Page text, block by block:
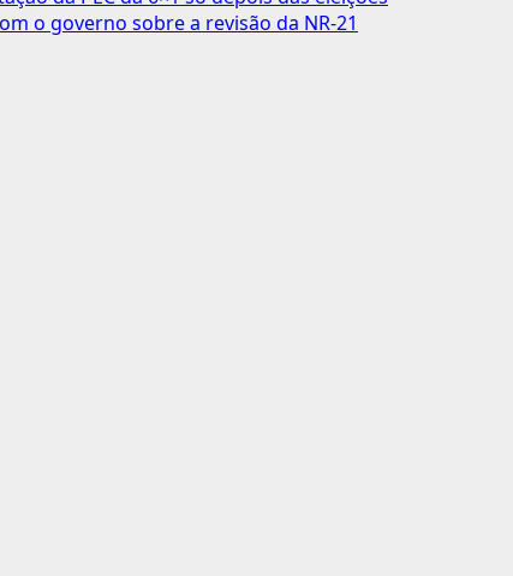
o governo sobre a revisão da NR-21